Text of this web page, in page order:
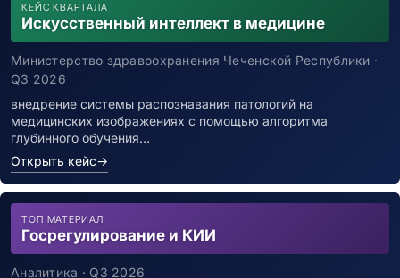
КЕЙС КВАРТАЛА
Искусственный интеллект в медицине
Министерство здравоохранения Чеченской Республики ·
Q3 2026
внедрение системы распознавания патологий на
медицинских изображениях с помощью алгоритма
глубинного обучения…
Открыть кейс→
ТОП МАТЕРИАЛ
Госрегулирование и КИИ
Аналитика · Q3 2026